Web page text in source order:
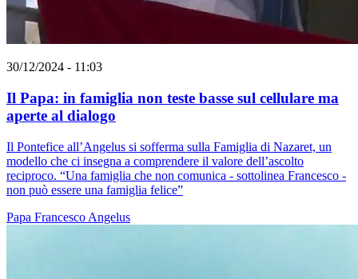
30/12/2024 - 11:03
Il Papa: in famiglia non teste basse sul cellulare ma
aperte al dialogo
Il Pontefice all’Angelus si sofferma sulla Famiglia di Nazaret, un
modello che ci insegna a comprendere il valore dell’ascolto
reciproco. “Una famiglia che non comunica - sottolinea Francesco -
non può essere una famiglia felice”
Papa Francesco Angelus